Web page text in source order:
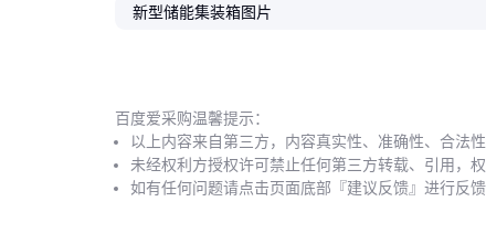
新型储能集装箱图片
百度爱采购温馨提示：
以上内容来自第三方，内容真实性、准确性、合法
未经权利方授权许可禁止任何第三方转载、引用，权
如有任何问题请点击页面底部『建议反馈』进行反